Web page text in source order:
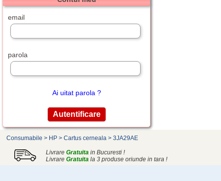
email
parola
Ai uitat parola ?
Consumabile > HP > Cartus cerneala > 3JA29AE
Livrare Gratuita in Bucuresti !
Livrare Gratuita la 3 produse oriunde in tara !